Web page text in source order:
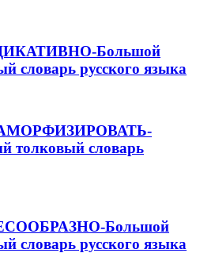
Большой
словарь русского языка
толковый словарь
Большой
словарь русского языка